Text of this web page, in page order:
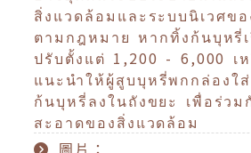
สิ่งแวดล้อมและระบบนิเวศขอ
ตามกฎหมาย หากทิ้งก้นบุหรี่
ปรับตั้งแต่ 1,200 - 6,000 เ
แนะนำให้ผู้สูบบุหรี่พกกล่องใ
ก้นบุหรี่ลงในถังขยะ เพื่อร่ว
สะอาดของสิ่งแวดล้อม
圖片：